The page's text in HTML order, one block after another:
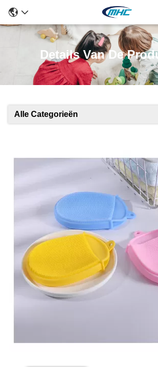
Details Van De
Alle Categorieën